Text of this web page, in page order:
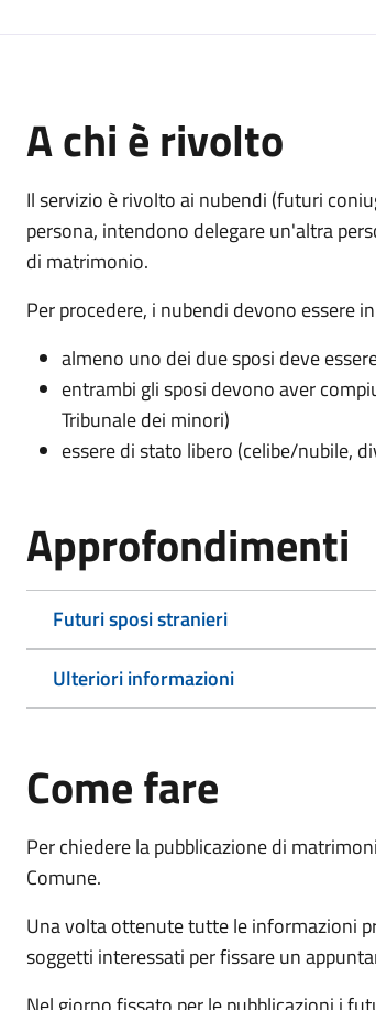
A chi è rivolto
Il servizio è rivolto ai nubendi (futuri
persona, intendono delegare un'altra
di matrimonio.
Per procedere, i nubendi devono essere
almeno uno dei due sposi deve
entrambi gli sposi devono aver
Tribunale dei minori)
essere di stato libero (celibe/nubile,
Approfondimenti
Futuri sposi stranieri
Ulteriori informazioni
Come fare
Per chiedere la pubblicazione di
Comune.
Una volta ottenute tutte le informazioni
soggetti interessati per fissare un